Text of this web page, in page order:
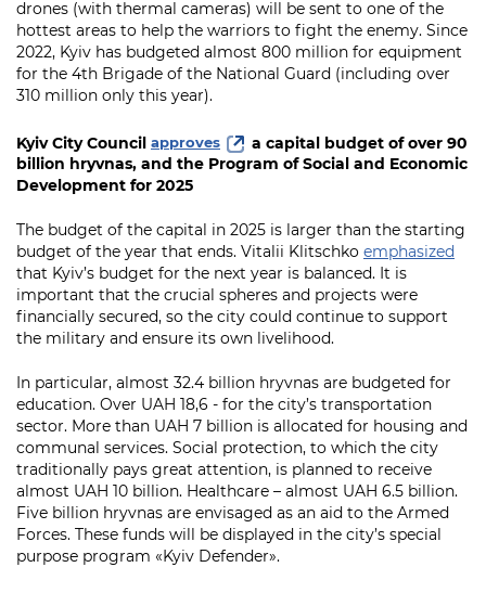
drones (with thermal cameras) will be sent to one of the
hottest areas to help the warriors to fight the enemy. Since
2022, Kyiv has budgeted almost 800 million for equipment
for the 4th Brigade of the National Guard (including over
310 million only this year).
Kyiv City Council approves
a capital budget of over 90
billion hryvnas, and the Program of Social and Economic
Development for 2025
The budget of the capital in 2025 is larger than the starting
budget of the year that ends. Vitalii Klitschko emphasized
that Kyiv’s budget for the next year is balanced. It is
important that the crucial spheres and projects were
financially secured, so the city could continue to support
the military and ensure its own livelihood.
In particular, almost 32.4 billion hryvnas are budgeted for
education. Over UAH 18,6 - for the city’s transportation
sector. More than UAH 7 billion is allocated for housing and
communal services. Social protection, to which the city
traditionally pays great attention, is planned to receive
almost UAH 10 billion. Healthcare – almost UAH 6.5 billion.
Five billion hryvnas are envisaged as an aid to the Armed
Forces. These funds will be displayed in the city’s special
purpose program «Kyiv Defender».